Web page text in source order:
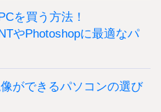
を買う方法！
やPhotoshopに最適なパ
ができるパソコンの選び